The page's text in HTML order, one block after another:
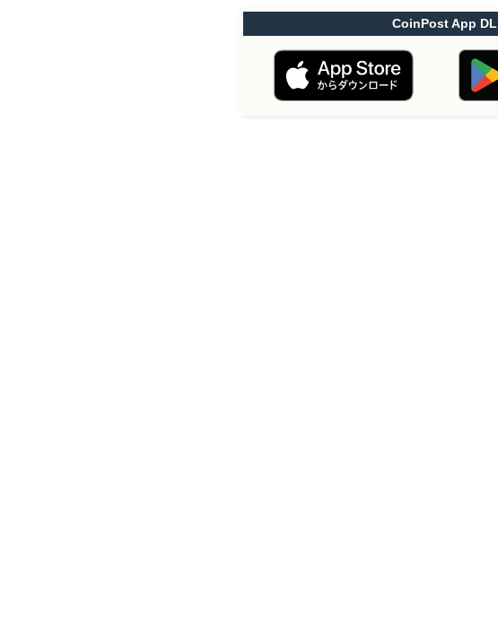
CoinPost App DL